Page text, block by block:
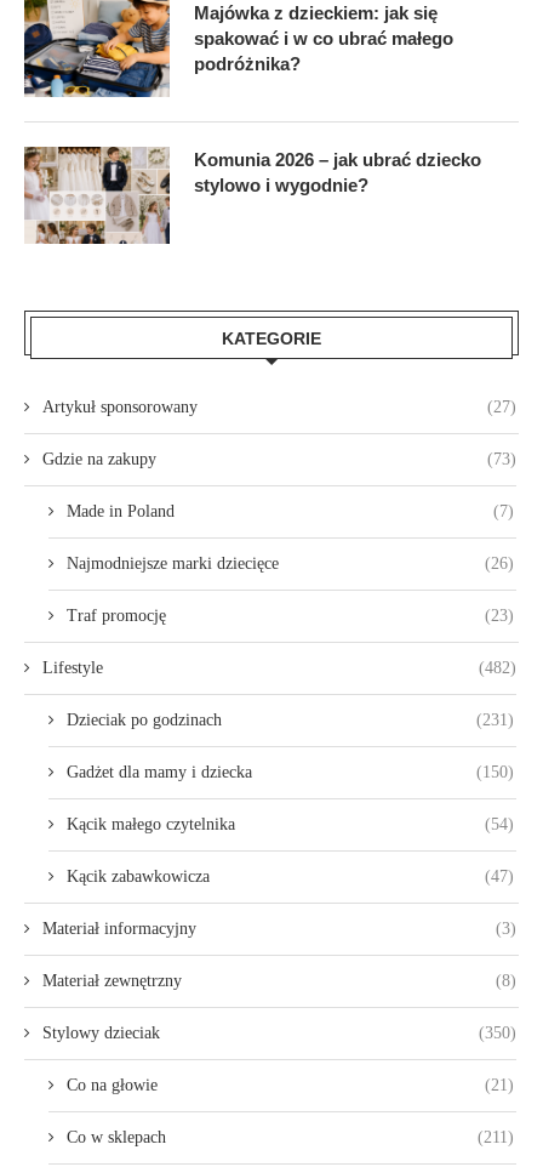
Majówka z dzieckiem: jak się
spakować i w co ubrać małego
podróżnika?
Komunia 2026 – jak ubrać dziecko
stylowo i wygodnie?
KATEGORIE
Artykuł sponsorowany (27)
Gdzie na zakupy (73)
Made in Poland (7)
Najmodniejsze marki dziecięce (26)
Traf promocję (23)
Lifestyle (482)
Dzieciak po godzinach (231)
Gadżet dla mamy i dziecka (150)
Kącik małego czytelnika (54)
Kącik zabawkowicza (47)
Materiał informacyjny (3)
Materiał zewnętrzny (8)
Stylowy dzieciak (350)
Co na głowie (21)
Co w sklepach (211)